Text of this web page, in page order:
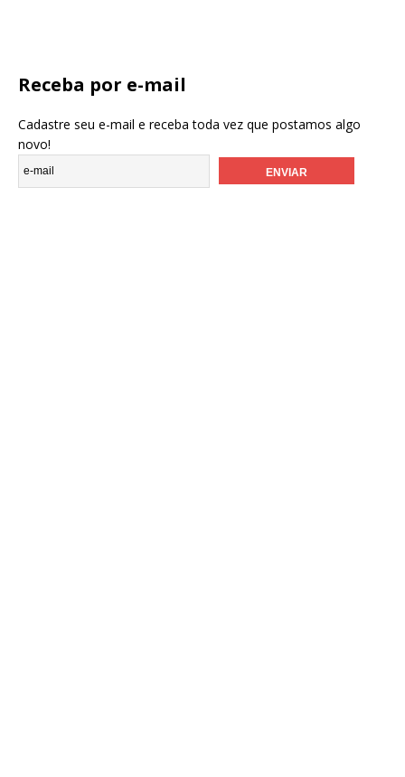
Receba por e-mail
Cadastre seu e-mail e receba toda vez que postamos algo
novo!